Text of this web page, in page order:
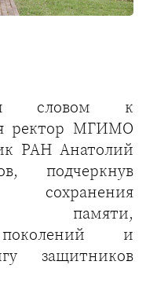
словом к
ректор МГИМО
РАН Анатолий
подчеркнув
сохранения
памяти,
поколений и
защитников